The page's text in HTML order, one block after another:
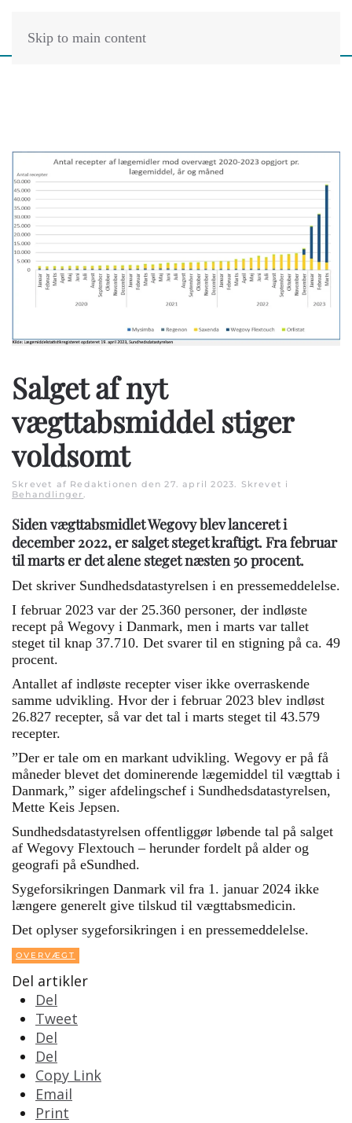
Skip to main content
Salget af nyt
vægttabsmiddel stiger
voldsomt
Skrevet af Redaktionen den27. april 2023 . Skrevet i
Behandlinger
Siden vægttabsmidlet Wegovy blev lanceret i
december 2022, er salget steget kraftigt. Fra februar
til marts er det alene steget næsten 50 procent.
Det skriver Sundhedsdatastyrelsen i en pressemeddelelse.
I februar 2023 var der 25.360 personer, der indløste
recept på Wegovy i Danmark, men i marts var tallet
steget til knap 37.710. Det svarer til en stigning på ca. 49
procent.
Antallet af indløste recepter viser ikke overraskende
samme udvikling. Hvor der i februar 2023 blev indløst
26.827 recepter, så var det tal i marts steget til 43.579
recepter.
”Der er tale om en markant udvikling. Wegovy er på få
måneder blevet det dominerende lægemiddel til vægttab i
Danmark,” siger afdelingschef i Sundhedsdatastyrelsen,
Mette Keis Jepsen.
Sundhedsdatastyrelsen offentliggør løbende tal på salget
af Wegovy Flextouch – herunder fordelt på alder og
geografi på eSundhed.
Sygeforsikringen Danmark vil fra 1. januar 2024 ikke
længere generelt give tilskud til vægttabsmedicin.
Det oplyser sygeforsikringen i en pressemeddelelse.
OVERVÆGT
Del artikler
Del
Tweet
Del
Del
Copy Link
Email
Print